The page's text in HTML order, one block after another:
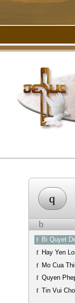
q
f Bi Quyet
f Hay Yen
f Mo Cua
f Quyen
f Tin Vui
b